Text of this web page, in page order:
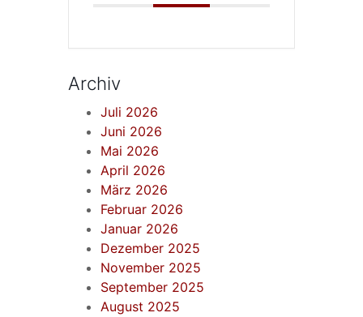
Archiv
Juli 2026
Juni 2026
Mai 2026
April 2026
März 2026
Februar 2026
Januar 2026
Dezember 2025
November 2025
September 2025
August 2025